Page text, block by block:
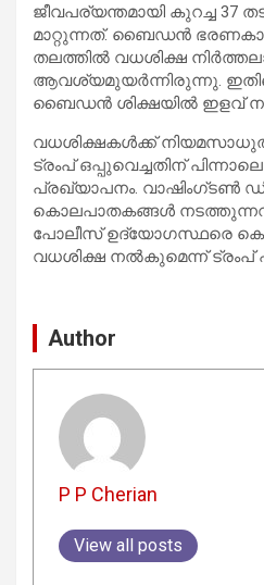
ജീവപര്യന്തമായി കുറച്ച
മാറ്റുന്നത്. ബൈഡൻ
തലത്തിൽ വധശിക്ഷ
ആവശ്യമുയർന്നിരുന്നു.
ബൈഡൻ ശിക്ഷയിൽ ഇളവ്
വധശിക്ഷകൾക്ക്
ട്രംപ് ഒപ്പുവെച്ചതിന്
പ്രഖ്യാപനം. വാഷിംഗ്ടൺ
കൊലപാതകങ്ങൾ
പോലീസ് ഉദ്യോഗസ്ഥരെ
വധശിക്ഷ നൽകുമെന്ന് ട്രംപ്
Author
P P Cherian
View all posts